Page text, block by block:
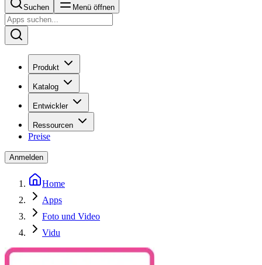
Suchen Menü öffnen
Produkt
Katalog
Entwickler
Ressourcen
Preise
Anmelden
Home
Apps
Foto und Video
Vidu